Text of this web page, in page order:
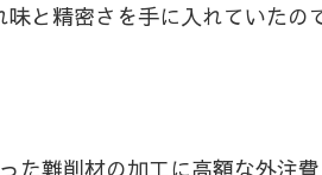
と精密さを手に入れていたの
た難削材の加工に高額な外注